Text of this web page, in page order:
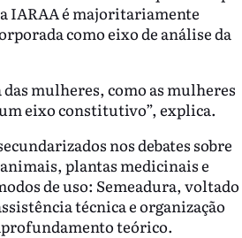
IARAA é majoritariamente
como eixo de análise da
mulheres, como as mulheres
eixo constitutivo”, explica.
nos debates sobre
plantas medicinais e
de uso: Semeadura, voltado
técnica e organização
teórico.